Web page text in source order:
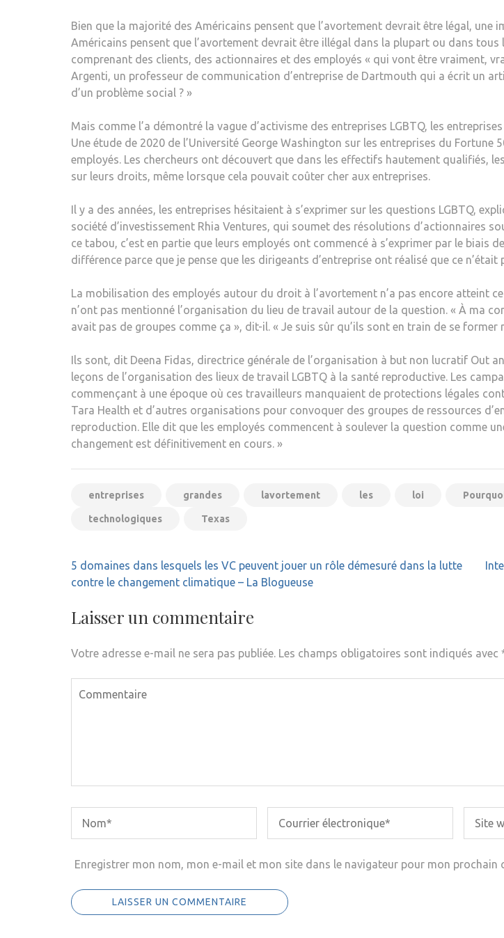
Bien que la majorité des Américains pensent que l’avortement devrait être légal, une
Américains pensent que l’avortement devrait être illégal dans la plupart ou dans tous
comprenant des clients, des actionnaires et des employés « qui vont être vraiment,
Argenti, un professeur de communication d’entreprise de Dartmouth qui a écrit un
d’un problème social ? »
Mais comme l’a démontré la vague d’activisme des entreprises LGBTQ, les
Une étude de 2020 de l’Université George Washington sur les entreprises du
employés. Les chercheurs ont découvert que dans les effectifs hautement qualifiés,
sur leurs droits, même lorsque cela pouvait coûter cher aux entreprises.
Il y a des années, les entreprises hésitaient à s’exprimer sur les questions LGBTQ,
société d’investissement Rhia Ventures, qui soumet des résolutions d’actionnaires
ce tabou, c’est en partie que leurs employés ont commencé à s’exprimer par le biais
différence parce que je pense que les dirigeants d’entreprise ont réalisé que ce
La mobilisation des employés autour du droit à l’avortement n’a pas encore atteint
n’ont pas mentionné l’organisation du lieu de travail autour de la question. « À ma
avait pas de groupes comme ça », dit-il. « Je suis sûr qu’ils sont en train de se former
Ils sont, dit Deena Fidas, directrice générale de l’organisation à but non lucratif Out
leçons de l’organisation des lieux de travail LGBTQ à la santé reproductive. Les
commençant à une époque où ces travailleurs manquaient de protections légales
Tara Health et d’autres organisations pour convoquer des groupes de ressources
reproduction. Elle dit que les employés commencent à soulever la question comme
changement est définitivement en cours. »
entreprises grandes lavortement les loi
technologiques Texas
Navigation
de
5 domaines dans lesquels les VC peuvent jouer un rôle démesuré dans la lutte
contre le changement climatique – La Blogueuse
Laisser un commentaire
Votre adresse e-mail ne sera pas publiée. Les champs obligatoires sont indiqués avec
Enregistrer mon nom, mon e-mail et mon site dans le navigateur pour mon prochain